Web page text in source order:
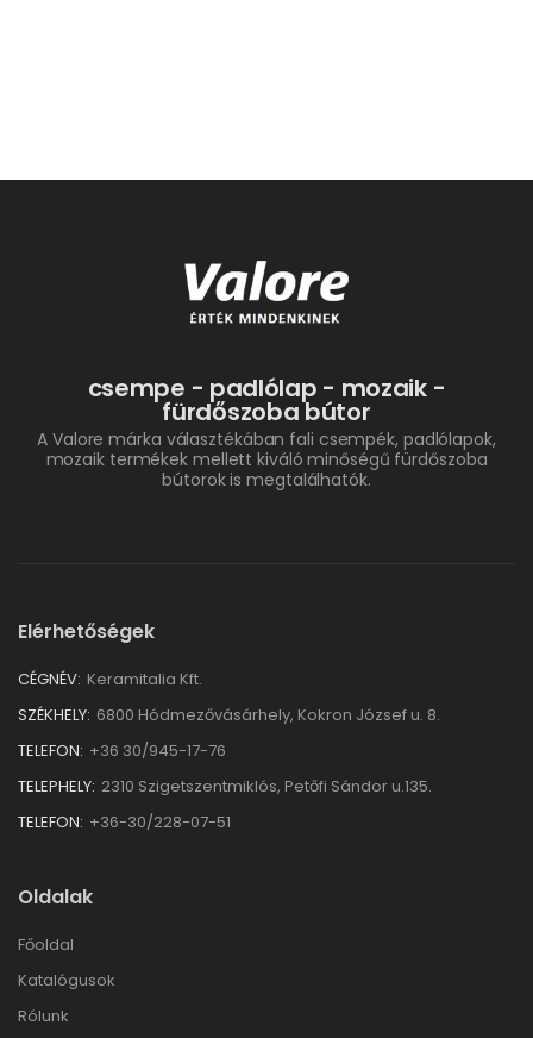
csempe - padlólap - mozaik -
fürdőszoba bútor
A Valore márka választékában fali csempék, padlólapok,
mozaik termékek mellett kiváló minőségű fürdőszoba
bútorok is megtalálhatók.
Elérhetőségek
CÉGNÉV: Keramitalia Kft.
SZÉKHELY: 6800 Hódmezővásárhely, Kokron József u. 8.
TELEFON: +36 30/945-17-76
TELEPHELY: 2310 Szigetszentmiklós, Petőfi Sándor u.135.
TELEFON: +36-30/228-07-51
Oldalak
Főoldal
Katalógusok
Rólunk